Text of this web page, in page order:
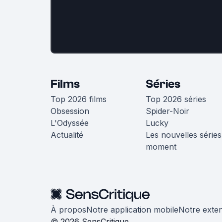
Films
Top 2026 films
Obsession
L'Odyssée
Actualité
Séries
Top 2026 séries
Spider-Noir
Lucky
Les nouvelles
moment
À proposNotre application mobileNotre